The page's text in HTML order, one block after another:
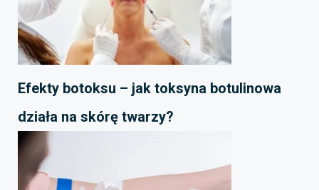
Efekty botoksu – jak toksyna botulinowa
działa na skórę twarzy?